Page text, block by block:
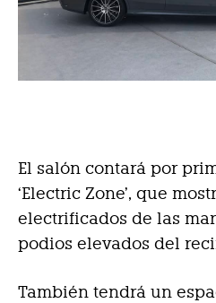
El salón contará por
‘Electric Zone’, que
electrificados de las
podios elevados del
También tendrá un